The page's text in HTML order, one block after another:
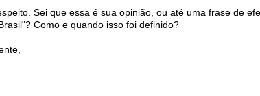
Sei que essa é sua opinião, ou até uma frase de
Como e quando isso foi definido?